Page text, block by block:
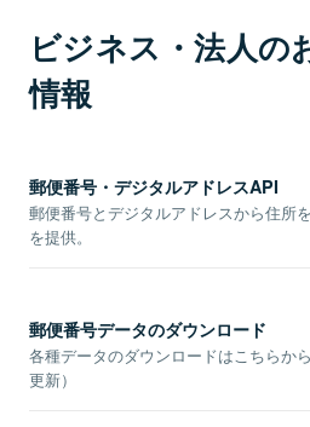
ビジネス・法人の
情報
郵便番号・デジタルアドレスAPI
郵便番号とデジタルアドレスから住所
を提供。
郵便番号データのダウンロード
各種データのダウンロードはこちらか
更新）